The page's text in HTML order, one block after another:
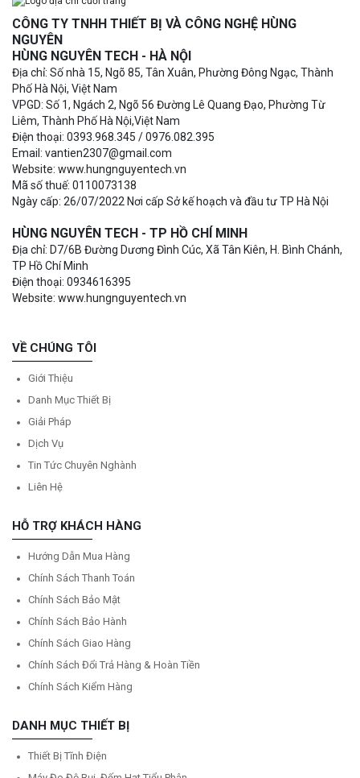
CÔNG TY TNHH THIẾT BỊ VÀ CÔNG NGHỆ HÙNG
NGUYÊN
HÙNG NGUYÊN TECH - HÀ NỘI
Địa chỉ: Số nhà 15, Ngõ 85, Tân Xuân, Phường Đông Ngạc, Thành
Phố Hà Nội, Việt Nam
VPGD: Số 1, Ngách 2, Ngõ 56 Đường Lê Quang Đạo, Phường Từ
Liêm, Thành Phố Hà Nội,Việt Nam
Điện thoại: 0393.968.345 / 0976.082.395
Email: vantien2307@gmail.com
Website: www.hungnguyentech.vn
Mã số thuế: 0110073138
Ngày cấp: 26/07/2022 Nơi cấp Sở kế hoạch và đầu tư TP Hà Nội
HÙNG NGUYÊN TECH - TP HỒ CHÍ MINH
Địa chỉ: D7/6B Đường Dương Đình Cúc, Xã Tân Kiên, H. Bình Chánh,
TP Hồ Chí Minh
Điện thoại: 0934616395
Website: www.hungnguyentech.vn
VỀ CHÚNG TÔI
Giới Thiệu
Danh Mục Thiết Bị
Giải Pháp
Dịch Vụ
Tin Tức Chuyên Nghành
Liên Hệ
HỖ TRỢ KHÁCH HÀNG
Hướng Dẫn Mua Hàng
Chính Sách Thanh Toán
Chính Sách Bảo Mật
Chính Sách Bảo Hành
Chính Sách Giao Hàng
Chính Sách Đổi Trả Hàng & Hoàn Tiền
Chính Sách Kiểm Hàng
DANH MỤC THIẾT BỊ
Thiết Bị Tĩnh Điện